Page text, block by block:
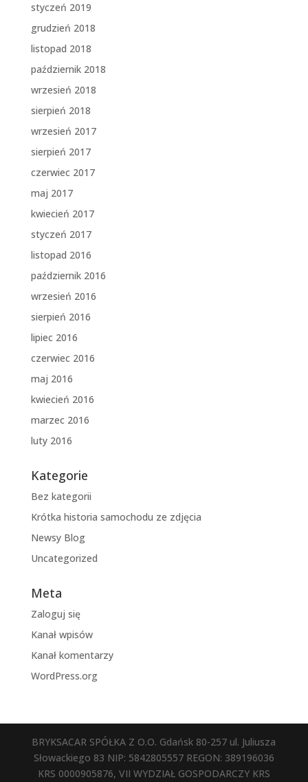
styczeń 2019
grudzień 2018
listopad 2018
październik 2018
wrzesień 2018
sierpień 2018
wrzesień 2017
sierpień 2017
czerwiec 2017
maj 2017
kwiecień 2017
styczeń 2017
listopad 2016
październik 2016
wrzesień 2016
sierpień 2016
lipiec 2016
czerwiec 2016
maj 2016
kwiecień 2016
marzec 2016
luty 2016
Kategorie
Bez kategorii
Krótka historia samochodu ze zdjęcia
Newsy Blog
Uncategorized
Meta
Zaloguj się
Kanał wpisów
Kanał komentarzy
WordPress.org
BRYKSACAR SPÓŁKA Z O.O. Gdańsk 80-257 ul. Juliusza
Słowackiego 83 NIP: 5842805557 REGON: 389196036
KRS 0000905876, VII WYDZIAŁ GOSPODARCZY KRS